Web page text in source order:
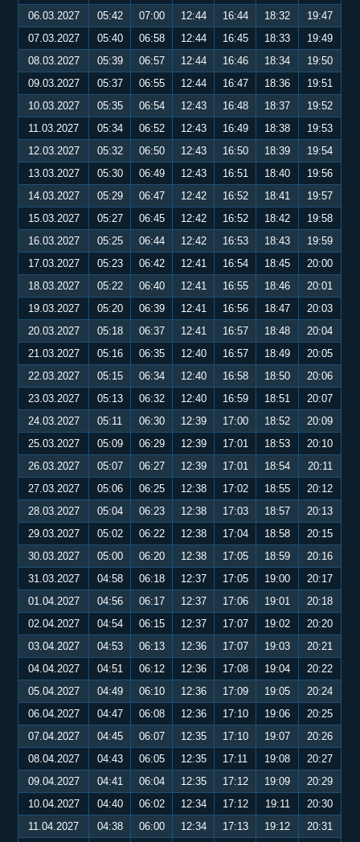
06.03.2027
05:42 07:00 12:44 16:44 18:32
19:47
07.03.2027
05:40 06:58 12:44 16:45 18:33
19:49
08.03.2027
05:39 06:57 12:44 16:46 18:34
19:50
09.03.2027
05:37 06:55 12:44 16:47 18:36
19:51
10.03.2027
05:35 06:54 12:43 16:48 18:37
19:52
11.03.2027
05:34 06:52 12:43 16:49 18:38
19:53
12.03.2027
05:32 06:50 12:43 16:50 18:39
19:54
13.03.2027
05:30 06:49 12:43 16:51 18:40
19:56
14.03.2027
05:29 06:47 12:42 16:52 18:41
19:57
15.03.2027
05:27 06:45 12:42 16:52 18:42
19:58
16.03.2027
05:25 06:44 12:42 16:53 18:43
19:59
17.03.2027
05:23 06:42 12:41 16:54 18:45
20:00
18.03.2027
05:22 06:40 12:41 16:55 18:46
20:01
19.03.2027
05:20 06:39 12:41 16:56 18:47
20:03
20.03.2027
05:18 06:37 12:41 16:57 18:48
20:04
21.03.2027
05:16 06:35 12:40 16:57 18:49
20:05
22.03.2027
05:15 06:34 12:40 16:58 18:50
20:06
23.03.2027
05:13 06:32 12:40 16:59 18:51
20:07
24.03.2027
05:11 06:30 12:39 17:00 18:52
20:09
25.03.2027
05:09 06:29 12:39 17:01 18:53
20:10
26.03.2027
05:07 06:27 12:39 17:01 18:54
20:11
27.03.2027
05:06 06:25 12:38 17:02 18:55
20:12
28.03.2027
05:04 06:23 12:38 17:03 18:57
20:13
29.03.2027
05:02 06:22 12:38 17:04 18:58
20:15
30.03.2027
05:00 06:20 12:38 17:05 18:59
20:16
31.03.2027
04:58 06:18 12:37 17:05 19:00
20:17
01.04.2027
04:56 06:17 12:37 17:06 19:01
20:18
02.04.2027
04:54 06:15 12:37 17:07 19:02
20:20
03.04.2027
04:53 06:13 12:36 17:07 19:03
20:21
04.04.2027
04:51 06:12 12:36 17:08 19:04
20:22
05.04.2027
04:49 06:10 12:36 17:09 19:05
20:24
06.04.2027
04:47 06:08 12:36 17:10 19:06
20:25
07.04.2027
04:45 06:07 12:35 17:10 19:07
20:26
08.04.2027
04:43 06:05 12:35 17:11 19:08
20:27
09.04.2027
04:41 06:04 12:35 17:12 19:09
20:29
10.04.2027
04:40 06:02 12:34 17:12 19:11
20:30
11.04.2027
04:38 06:00 12:34 17:13 19:12 20:31